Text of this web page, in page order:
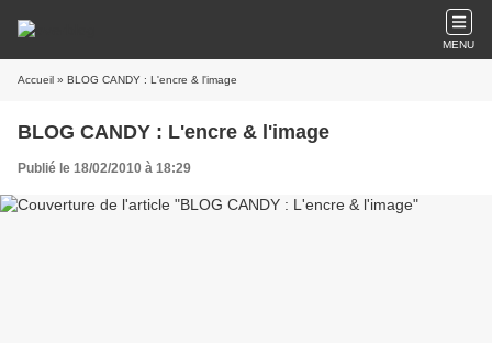
MENU
Accueil » BLOG CANDY : L'encre & l'image
BLOG CANDY : L'encre & l'image
Publié le 18/02/2010 à 18:29